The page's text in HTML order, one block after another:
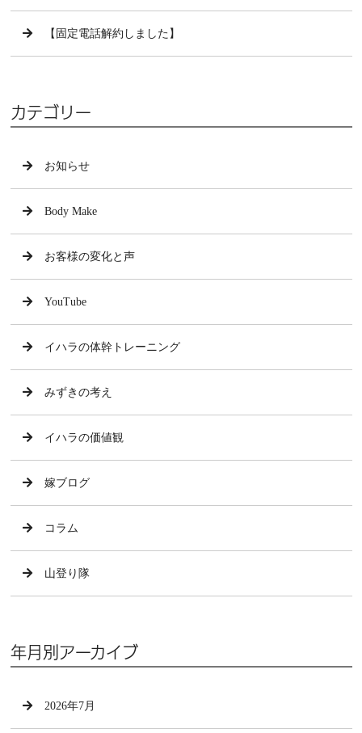
【固定電話解約しました】
カテゴリー
お知らせ
Body Make
お客様の変化と声
YouTube
イハラの体幹トレーニング
みずきの考え
イハラの価値観
嫁ブログ
コラム
山登り隊
年月別アーカイブ
2026年7月